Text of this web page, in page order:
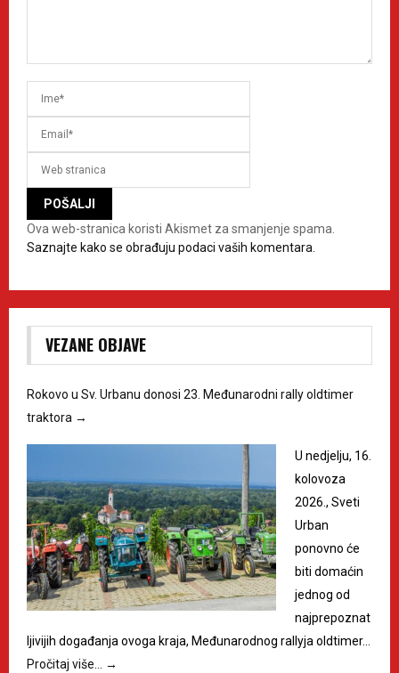
Ova web-stranica koristi Akismet za smanjenje spama.
Saznajte kako se obrađuju podaci vaših komentara.
VEZANE OBJAVE
Rokovo u Sv. Urbanu donosi 23. Međunarodni rally oldtimer
traktora →
U nedjelju, 16.
kolovoza
2026., Sveti
Urban
ponovno će
biti domaćin
jednog od
najprepoznat
ljivijih događanja ovoga kraja, Međunarodnog rallyja oldtimer…
Pročitaj više… →